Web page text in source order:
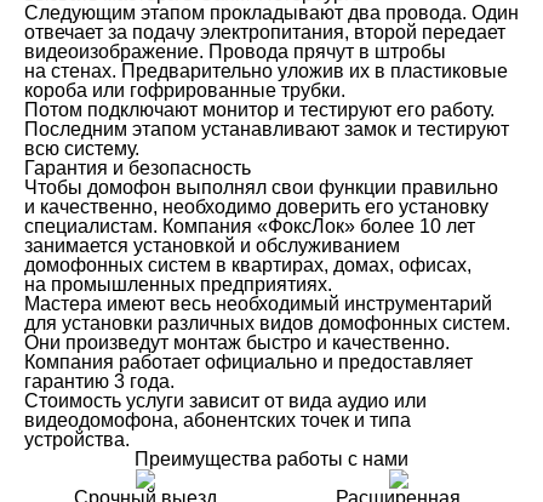
Следующим этапом прокладывают два провода. Один
отвечает за подачу электропитания, второй передает
видеоизображение. Провода прячут в штробы
на стенах. Предварительно уложив их в пластиковые
короба или гофрированные трубки.
Потом подключают монитор и тестируют его работу.
Последним этапом устанавливают замок и тестируют
всю систему.
Гарантия и безопасность
Чтобы домофон выполнял свои функции правильно
и качественно, необходимо доверить его установку
специалистам. Компания «ФоксЛок» более 10 лет
занимается установкой и обслуживанием
домофонных систем в квартирах, домах, офисах,
на промышленных предприятиях.
Мастера имеют весь необходимый инструментарий
для установки различных видов домофонных систем.
Они произведут монтаж быстро и качественно.
Компания работает официально и предоставляет
гарантию 3 года.
Стоимость услуги зависит от вида аудио или
видеодомофона, абонентских точек и типа
устройства.
Преимущества работы с нами